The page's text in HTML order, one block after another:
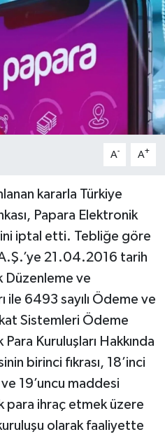
A- A+
kararla Türkiye
Papara Elektronik
iptal etti. Tebliğe göre
21.04.2016 tarih
Düzenleme ve
ile 6493 sayılı Ödeme ve
Sistemleri Ödeme
Kuruluşları Hakkında
birinci fıkrası, 18’inci
19’uncu maddesi
para ihraç etmek üzere
olarak faaliyette